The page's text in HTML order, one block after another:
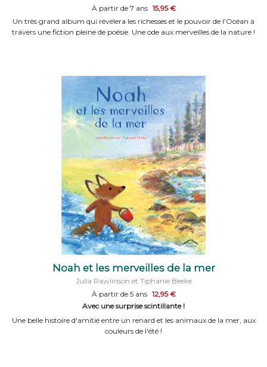
À partir de 7 ans 15,95 €
Un très grand album qui révélera les richesses et le pouvoir de l'Océan à
travers une fiction pleine de poésie. Une ode aux merveilles de la nature !
Noah et les merveilles de la mer
Julia Rawlinson et Tiphanie Beeke
À partir de 5 ans 12,95 €
Avec une surprise scintillante !
Une belle histoire d'amitié entre un renard et les animaux de la mer, aux
couleurs de l'été !